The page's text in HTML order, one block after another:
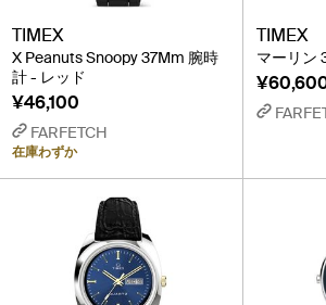
TIMEX
X Peanuts Snoopy 37Mm 腕時
計 - レッド
¥46,100
FARFETCH
在庫わずか
TIMEX
マーリン